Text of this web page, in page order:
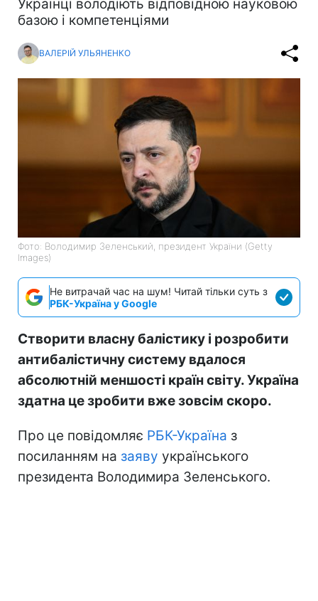
Українці володіють відповідною науковою
базою і компетенціями
ВАЛЕРІЙ УЛЬЯНЕНКО
Фото: Володимир Зеленський, президент України (Getty
Images)
Не витрачай час на шум! Читай тільки суть з
РБК-Україна у Google
Створити власну балістику і розробити
антибалістичну систему вдалося
абсолютній меншості країн світу. Україна
здатна це зробити вже зовсім скоро.
Про це повідомляє РБК-Україна з
посиланням на заяву українського
президента Володимира Зеленського.